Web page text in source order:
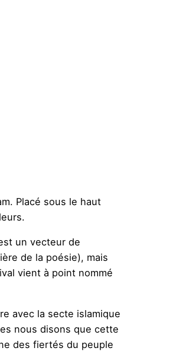
Placé sous le haut
un vecteur de
de la poésie), mais
vient à point nommé
avec la secte islamique
nous disons que cette
des fiertés du peuple